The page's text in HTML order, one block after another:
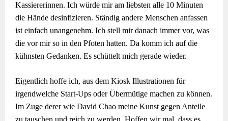
Kassiererinnen. Ich würde mir am liebsten alle 10 Minuten
die Hände desinfizieren. Ständig andere Menschen anfassen
ist einfach unangenehm. Ich stell mir danach immer vor, was
die vor mir so in den Pfoten hatten. Da komm ich auf die
kühnsten Gedanken. Es schüttelt mich gerade wieder.
Eigentlich hoffe ich, aus dem Kiosk Illustrationen für
irgendwelche Start-Ups oder Übermütige machen zu können.
Im Zuge derer wie David Chao meine Kunst gegen Anteile
zu tauschen und reich zu werden. Hoffen wir mal, dass es